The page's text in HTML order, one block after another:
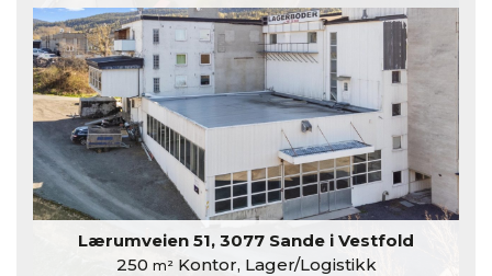
Lærumveien 51, 3077 Sande i Vestfold
250 m²Kontor, Lager/Logistikk